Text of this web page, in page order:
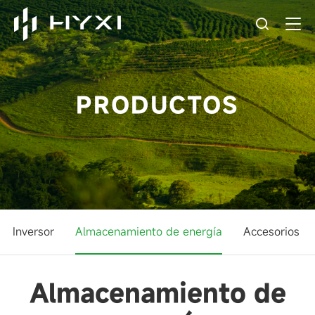
PRODUCTOS
Inversor Almacenamiento de energía Accesorios
Almacenamiento de